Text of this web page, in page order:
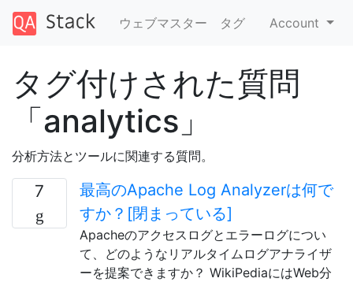
ウェブマスター タグ Account
タグ付けされた質問
「analytics」
分析方法とツールに関連する質問。
7
最高のApache Log Analyzerは何で
すか？[閉まっている]
Apacheのアクセスログとエラーログについ
て、どのようなリアルタイムログアナライザ
ーを提案できますか？ WikiPediaにはWeb分